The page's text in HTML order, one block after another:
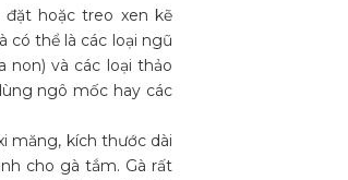
hoặc treo xen kẽ
có thể là các loại ngũ
non) và các loại thảo
ngô mốc hay các
măng, kích thước dài
cho gà tắm. Gà rất